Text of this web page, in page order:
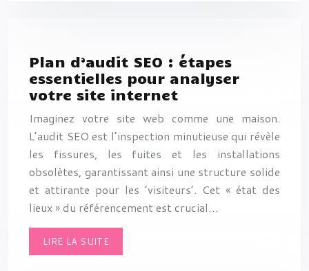
Plan d’audit SEO : étapes
essentielles pour analyser
votre site internet
Imaginez votre site web comme une maison.
L’audit SEO est l’inspection minutieuse qui révèle
les fissures, les fuites et les installations
obsolètes, garantissant ainsi une structure solide
et attirante pour les ’visiteurs’. Cet « état des
lieux » du référencement est crucial…
LIRE LA SUITE